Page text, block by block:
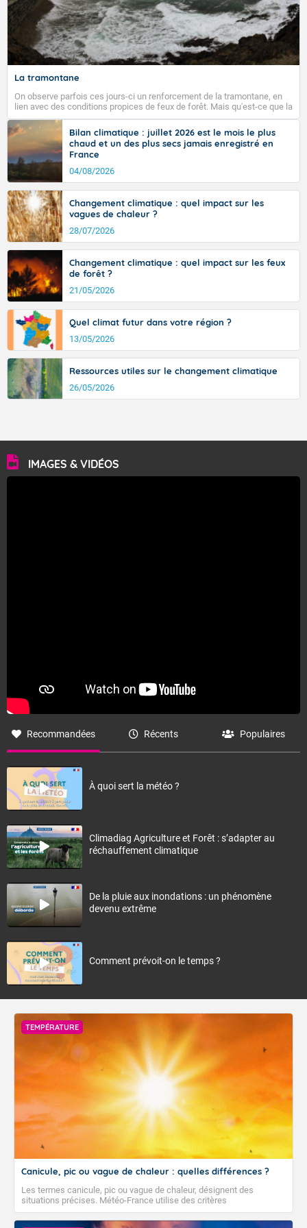
La tramontane
On observe parfois ces jours-ci un renforcement de la tramontane, en
lien avec des conditions propices de feux de forêt. Mais qu'est-ce que la
tramontane ? Quelles sont ses caractéristiques ? La tramontane est un
vent turbulent soufflant de secteur nord-ouest à nord, ou ouest à nord-
ouest, dans un secteur qui part du Roussillon à la vallée de l’Aude et à
l’ouest de l’Hérault. L’étymologie de ce vent vient du latin trasmontanus,
signifiant au-delà des monts, en allusion aux régions montagneuses
d’où provient ce vent.
Bilan climatique : juillet 2026 est le mois le plus
chaud et un des plus secs jamais enregistré en
France
04/08/2026
Changement climatique : quel impact sur les
vagues de chaleur ?
28/07/2026
Changement climatique : quel impact sur les feux
de forêt ?
21/05/2026
Quel climat futur dans votre région ?
13/05/2026
Ressources utiles sur le changement climatique
26/05/2026
IMAGES & VIDÉOS
Recommandées Récents Populaires
À quoi sert la météo ?
Climadiag Agriculture et Forêt : s’adapter au
réchauffement climatique
De la pluie aux inondations : un phénomène
devenu extrême
Comment prévoit-on le temps ?
TEMPÉRATURE
Canicule, pic ou vague de chaleur : quelles différences ?
Les termes canicule, pic ou vague de chaleur, désignent des
situations précises. Météo-France utilise des critères
climatologiques pour évaluer et qualifier les épisodes de chaleur qui
peuvent avoir des impacts sanitaires et socio-économiques